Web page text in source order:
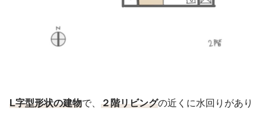
L字型形状の建物で、 ２階リビングの近くに水回りがあり